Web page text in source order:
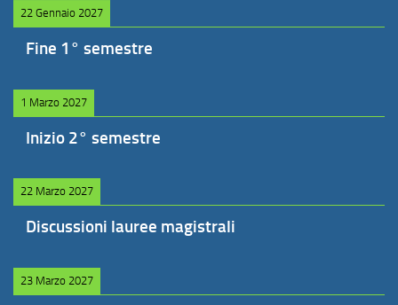
22 Gennaio 2027
Fine 1° semestre
1 Marzo 2027
Inizio 2° semestre
22 Marzo 2027
Discussioni lauree magistrali
23 Marzo 2027